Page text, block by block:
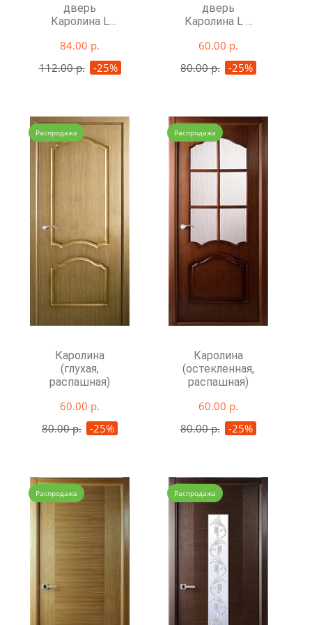
дверь
Каролина L
84.00 р.
112.00 р.
-25%
дверь
Каролина L в
60.00 р.
80.00 р. -25%
Распродажа
Каролина
(глухая,
распашная)
60.00 р.
80.00 р. -25%
Распродажа
Каролина
(остекленная,
распашная)
60.00 р.
80.00 р. -25%
Распродажа Распродажа